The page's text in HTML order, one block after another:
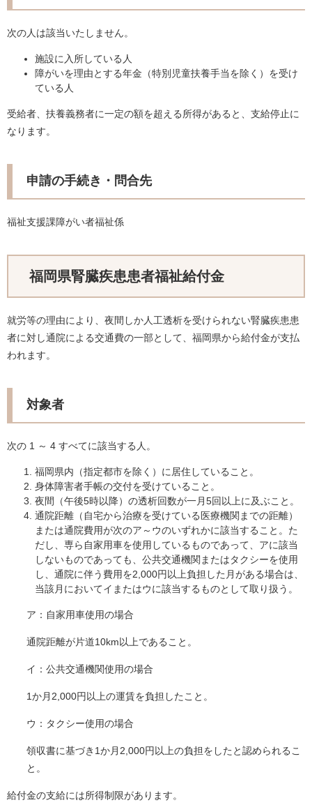
次の人は該当いたしません。
施設に入所している人
障がいを理由とする年金（特別児童扶養手当を除く）を受け
ている人
受給者、扶養義務者に一定の額を超える所得があると、支給停止に
なります。
申請の手続き・問合先
福祉支援課障がい者福祉係
福岡県腎臓疾患患者福祉給付金
就労等の理由により、夜間しか人工透析を受けられない腎臓疾患患
者に対し通院による交通費の一部として、福岡県から給付金が支払
われます。
対象者
次の 1 ～ 4 すべてに該当する人。
福岡県内（指定都市を除く）に居住していること。
身体障害者手帳の交付を受けていること。
夜間（午後5時以降）の透析回数が一月5回以上に及ぶこと。
通院距離（自宅から治療を受けている医療機関までの距離）
または通院費用が次のア～ウのいずれかに該当すること。た
だし、専ら自家用車を使用しているものであって、アに該当
しないものであっても、公共交通機関またはタクシーを使用
し、通院に伴う費用を2,000円以上負担した月がある場合は、
当該月においてイまたはウに該当するものとして取り扱う。
ア：自家用車使用の場合
通院距離が片道10km以上であること。
イ：公共交通機関使用の場合
1か月2,000円以上の運賃を負担したこと。
ウ：タクシー使用の場合
領収書に基づき1か月2,000円以上の負担をしたと認められるこ
と。
給付金の支給には所得制限があります。